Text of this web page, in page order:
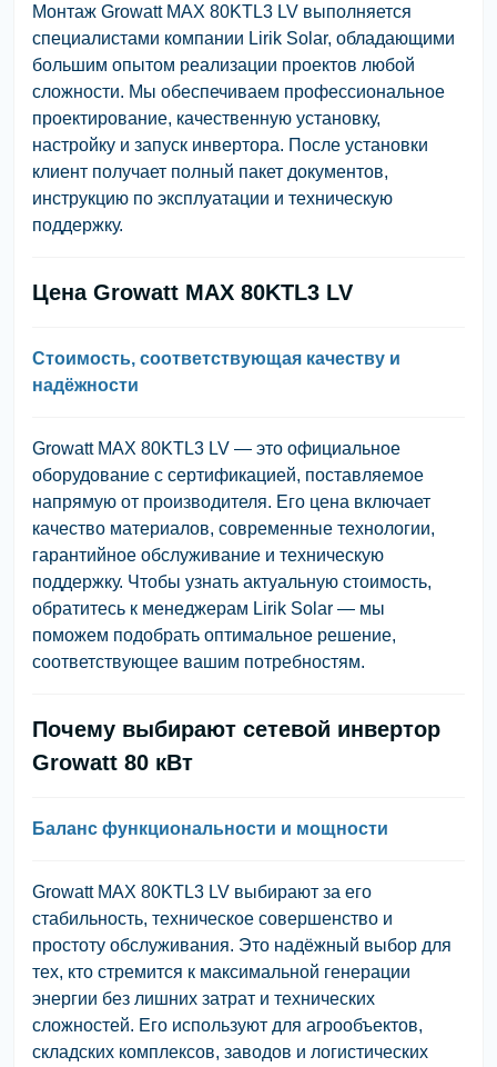
Монтаж Growatt MAX 80KTL3 LV выполняется
специалистами компании Lirik Solar, обладающими
большим опытом реализации проектов любой
сложности. Мы обеспечиваем профессиональное
проектирование, качественную установку,
настройку и запуск инвертора. После установки
клиент получает полный пакет документов,
инструкцию по эксплуатации и техническую
поддержку.
Цена Growatt MAX 80KTL3 LV
Стоимость, соответствующая качеству и
надёжности
Growatt MAX 80KTL3 LV — это официальное
оборудование с сертификацией, поставляемое
напрямую от производителя. Его цена включает
качество материалов, современные технологии,
гарантийное обслуживание и техническую
поддержку. Чтобы узнать актуальную стоимость,
обратитесь к менеджерам Lirik Solar — мы
поможем подобрать оптимальное решение,
соответствующее вашим потребностям.
Почему выбирают сетевой инвертор
Growatt 80 кВт
Баланс функциональности и мощности
Growatt MAX 80KTL3 LV выбирают за его
стабильность, техническое совершенство и
простоту обслуживания. Это надёжный выбор для
тех, кто стремится к максимальной генерации
энергии без лишних затрат и технических
сложностей. Его используют для агрообъектов,
складских комплексов, заводов и логистических